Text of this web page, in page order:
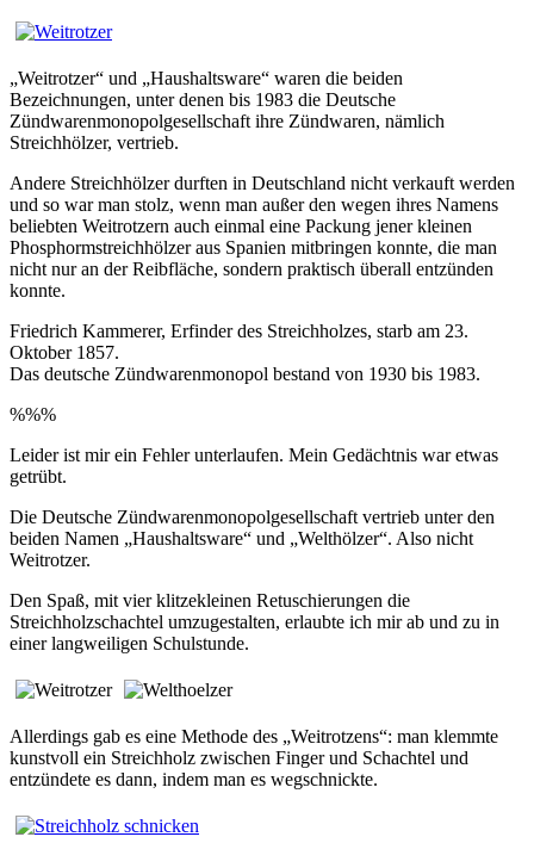
„Weitrotzer“ und „Haushaltsware“ waren die beiden
Bezeichnungen, unter denen bis 1983 die Deutsche
Zündwarenmonopolgesellschaft ihre Zündwaren, nämlich
Streichhölzer, vertrieb.
Andere Streichhölzer durften in Deutschland nicht verkauft werden
und so war man stolz, wenn man außer den wegen ihres Namens
beliebten Weitrotzern auch einmal eine Packung jener kleinen
Phosphormstreichhölzer aus Spanien mitbringen konnte, die man
nicht nur an der Reibfläche, sondern praktisch überall entzünden
konnte.
Friedrich Kammerer, Erfinder des Streichholzes, starb am 23.
Oktober 1857.
Das deutsche Zündwarenmonopol bestand von 1930 bis 1983.
%%%
Leider ist mir ein Fehler unterlaufen. Mein Gedächtnis war etwas
getrübt.
Die Deutsche Zündwarenmonopolgesellschaft vertrieb unter den
beiden Namen „Haushaltsware“ und „Welthölzer“. Also nicht
Weitrotzer.
Den Spaß, mit vier klitzekleinen Retuschierungen die
Streichholzschachtel umzugestalten, erlaubte ich mir ab und zu in
einer langweiligen Schulstunde.
Allerdings gab es eine Methode des „Weitrotzens“: man klemmte
kunstvoll ein Streichholz zwischen Finger und Schachtel und
entzündete es dann, indem man es wegschnickte.